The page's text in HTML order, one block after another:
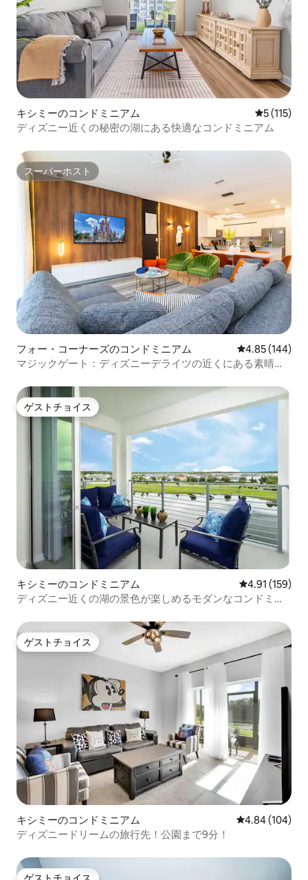
キシミーのコンドミニアム レビュー
5 (115)
ディズニー近くの秘密の湖にある快適なコンドミニアム
スーパーホスト
スーパーホスト
フォー・コーナーズのコンドミニアム レビュー144
4.85 (144)
マジックゲート：ディズニーデライツの近くにある素晴ら
ゲストチョイス
ゲストチョイス
キシミーのコンドミニアム レビュー159
4.91 (159)
ディズニー近くの湖の景色が楽しめるモダンなコンドミニ
ゲストチョイス
ゲストチョイス
キシミーのコンドミニアム レビュー104
4.84 (104)
ディズニードリームの旅行先！公園まで9分！